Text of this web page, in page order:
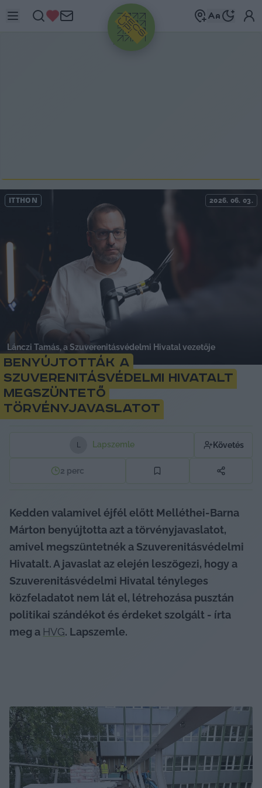
HIRDETÉS
ITTHON 2026. 06. 03.
Lánczi Tamás, a Szuverenitásvédelmi Hivatal vezetője
Benyújtották a
Szuverenitásvédelmi Hivatalt
megszüntető
törvényjavaslatot
L Lapszemle Követés
2 perc
Kedden valamivel éjfél előtt Melléthei-Barna
Márton benyújtotta azt a törvényjavaslatot,
amivel megszüntetnék a Szuverenitásvédelmi
Hivatalt. A javaslat az elején leszögezi, hogy a
Szuverenitásvédelmi Hivatal tényleges
közfeladatot nem lát el, létrehozása pusztán
politikai szándékot és érdeket szolgált - írta
meg a HVG. Lapszemle.